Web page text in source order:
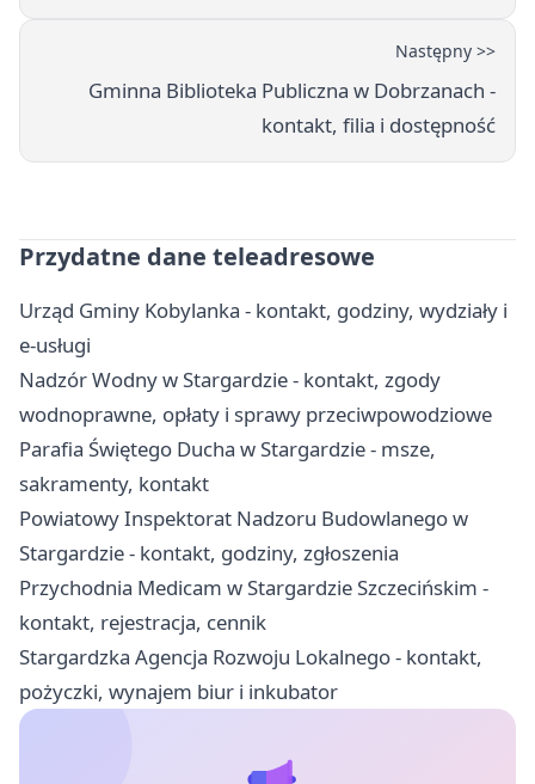
Następny >>
Gminna Biblioteka Publiczna w Dobrzanach -
kontakt, filia i dostępność
Przydatne dane teleadresowe
Urząd Gminy Kobylanka - kontakt, godziny, wydziały i
e-usługi
Nadzór Wodny w Stargardzie - kontakt, zgody
wodnoprawne, opłaty i sprawy przeciwpowodziowe
Parafia Świętego Ducha w Stargardzie - msze,
sakramenty, kontakt
Powiatowy Inspektorat Nadzoru Budowlanego w
Stargardzie - kontakt, godziny, zgłoszenia
Przychodnia Medicam w Stargardzie Szczecińskim -
kontakt, rejestracja, cennik
Stargardzka Agencja Rozwoju Lokalnego - kontakt,
pożyczki, wynajem biur i inkubator